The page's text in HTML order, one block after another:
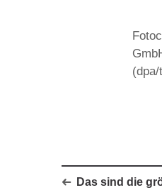
(dpa/
Das sind die